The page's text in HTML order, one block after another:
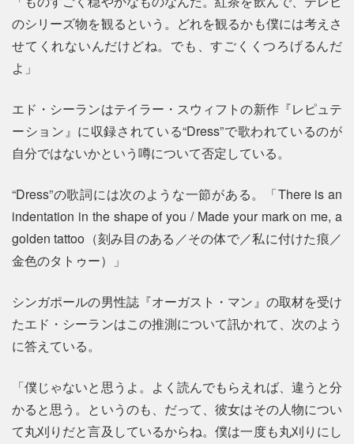
のシリーズ物を観るという。どれを観るかも僕には考えさ
せてくれないんだけどね。でも、すごくくつろげるんだ
よ」
エド・シーランはテイラー・スウィフトの新作『レピュテ
ーション』に収録されている“Dress”で歌われているのが
自分ではないかという噂について否定している。
“Dress”の歌詞には次のような一節がある。「There is an
indentation in the shape of you / Made your mark on me, a
golden tattoo（刻み目のある／その体で／私に付けた痕／
金色のタトゥー）」
シンガポールの男性誌『オーガスト・マン』の取材を受け
たエド・シーランはこの推測について訊かれて、次のよう
に答えている。
「僕じゃないと思うよ。よく読んでもらえれば、違うと分
かると思う。というのも、だって、彼女はその人物につい
て丸刈りだと言及しているからね。僕は一度も丸刈りにし